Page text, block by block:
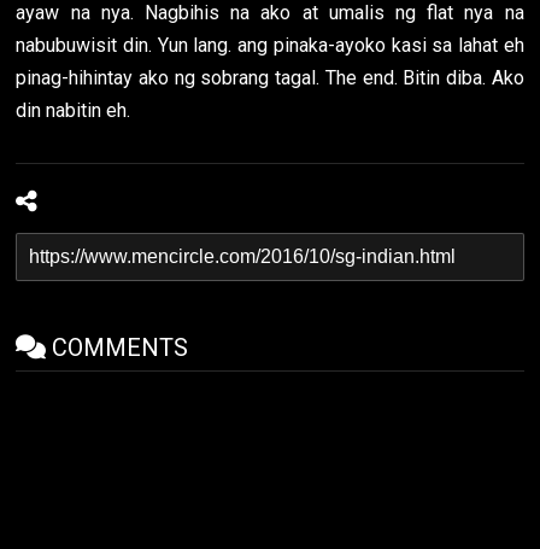
ayaw na nya. Nagbihis na ako at umalis ng flat nya na
nabubuwisit din. Yun lang. ang pinaka-ayoko kasi sa lahat eh
pinag-hihintay ako ng sobrang tagal. The end. Bitin diba. Ako
din nabitin eh.
COMMENTS